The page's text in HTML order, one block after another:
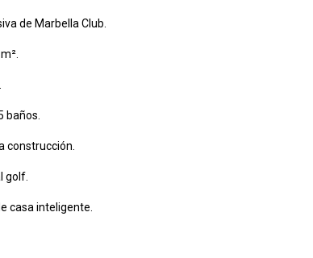
de Marbella Club.
baños.
construcción.
golf.
casa inteligente.